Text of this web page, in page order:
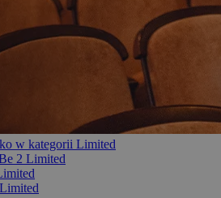
w kategorii Limited
2 Limited